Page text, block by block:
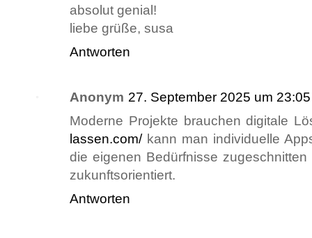
absolut genial!
liebe grüße, susa
Antworten
Anonym 27. September 2025 um 23:05
Moderne Projekte brauchen digitale
lassen.com/kann man individuelle
die eigenen Bedürfnisse
zukunftsorientiert.
Antworten